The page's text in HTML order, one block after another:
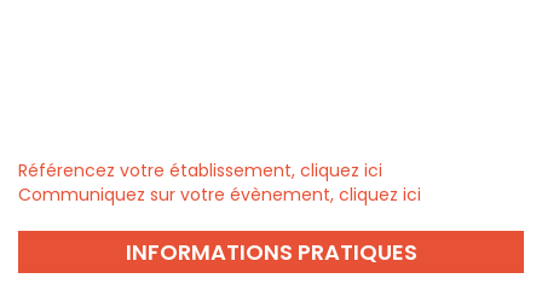
Référencez votre établissement, cliquez ici
Communiquez sur votre évènement, cliquez ici
INFORMATIONS PRATIQUES